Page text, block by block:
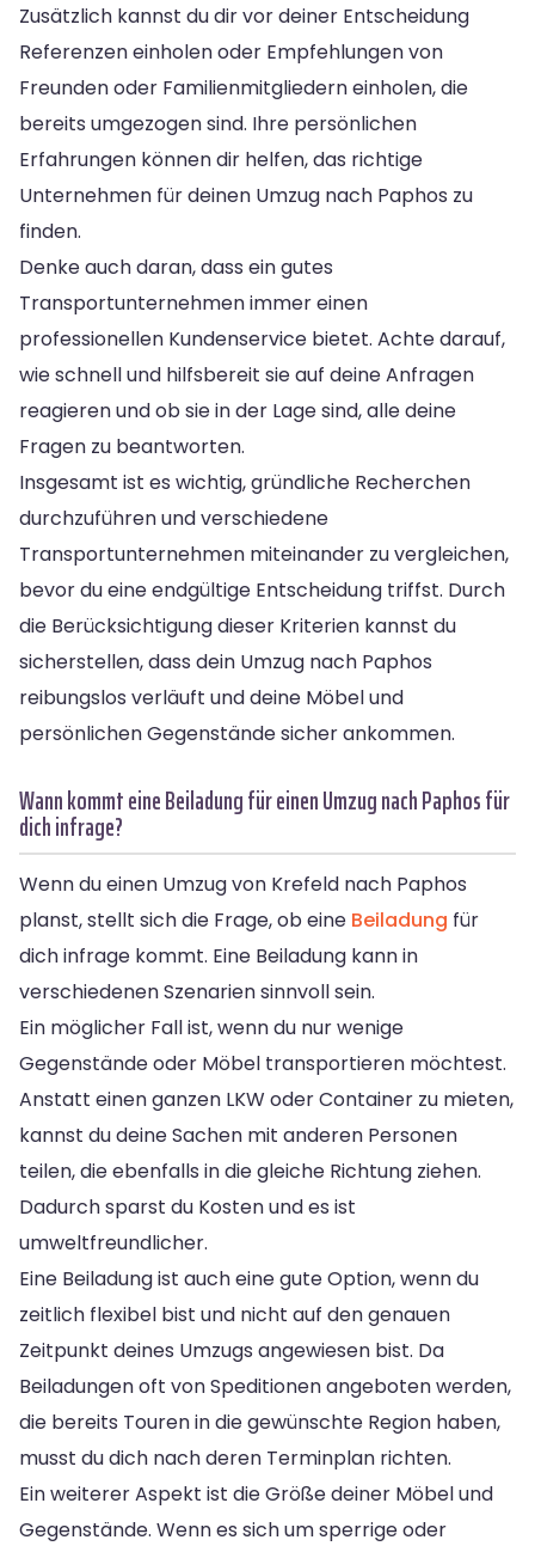
Zusätzlich kannst du dir vor deiner Entscheidung
Referenzen einholen oder Empfehlungen von
Freunden oder Familienmitgliedern einholen, die
bereits umgezogen sind. Ihre persönlichen
Erfahrungen können dir helfen, das richtige
Unternehmen für deinen Umzug nach Paphos zu
finden.
Denke auch daran, dass ein gutes
Transportunternehmen immer einen
professionellen Kundenservice bietet. Achte darauf,
wie schnell und hilfsbereit sie auf deine Anfragen
reagieren und ob sie in der Lage sind, alle deine
Fragen zu beantworten.
Insgesamt ist es wichtig, gründliche Recherchen
durchzuführen und verschiedene
Transportunternehmen miteinander zu vergleichen,
bevor du eine endgültige Entscheidung triffst. Durch
die Berücksichtigung dieser Kriterien kannst du
sicherstellen, dass dein Umzug nach Paphos
reibungslos verläuft und deine Möbel und
persönlichen Gegenstände sicher ankommen.
Wann kommt eine Beiladung für einen Umzug nach Paphos für
dich infrage?
Wenn du einen Umzug von Krefeld nach Paphos
planst, stellt sich die Frage, ob eine Beiladung für
dich infrage kommt. Eine Beiladung kann in
verschiedenen Szenarien sinnvoll sein.
Ein möglicher Fall ist, wenn du nur wenige
Gegenstände oder Möbel transportieren möchtest.
Anstatt einen ganzen LKW oder Container zu mieten,
kannst du deine Sachen mit anderen Personen
teilen, die ebenfalls in die gleiche Richtung ziehen.
Dadurch sparst du Kosten und es ist
umweltfreundlicher.
Eine Beiladung ist auch eine gute Option, wenn du
zeitlich flexibel bist und nicht auf den genauen
Zeitpunkt deines Umzugs angewiesen bist. Da
Beiladungen oft von Speditionen angeboten werden,
die bereits Touren in die gewünschte Region haben,
musst du dich nach deren Terminplan richten.
Ein weiterer Aspekt ist die Größe deiner Möbel und
Gegenstände. Wenn es sich um sperrige oder